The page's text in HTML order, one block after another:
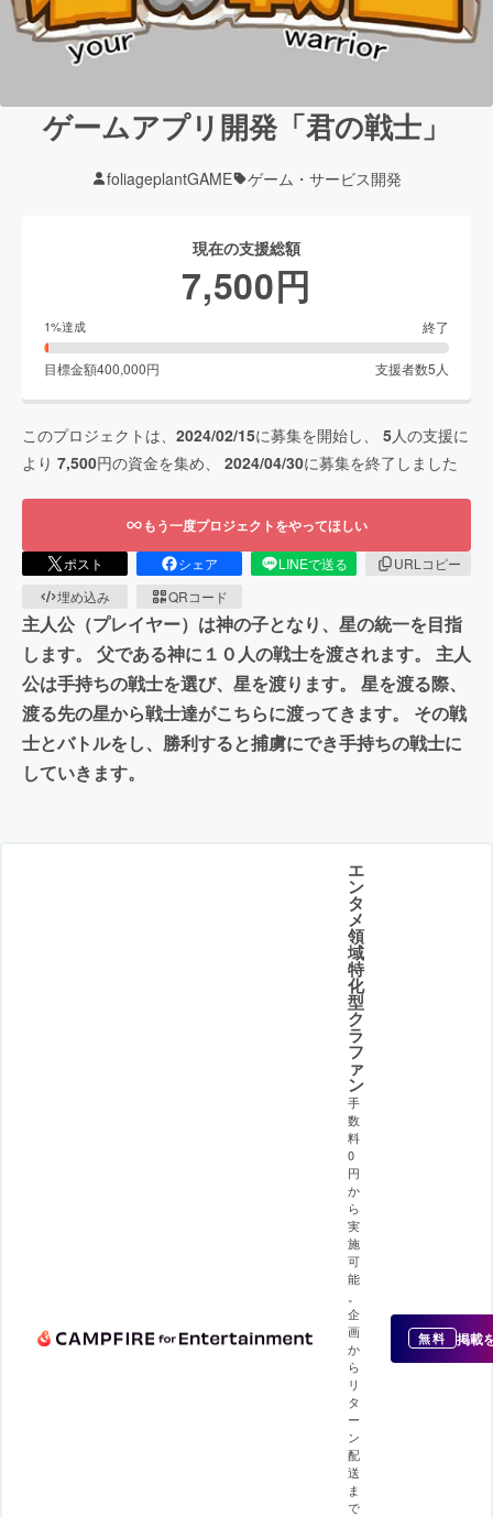
ゲームアプリ開発「君の戦士」
foliageplantGAME ゲーム・サービス開発
現在の支援総額
7,500円
1%達成 終了
目標金額400,000円 支援者数5 人
このプロジェクトは、 2024/02/15に募集を開始し、 5人の支援に
より 7,500円の資金を集め、 2024/04/30に募集を終了しました
もう一度プロジェクトをやってほしい
ポスト シェア LINEで送る
URLコピー
埋め込み
QRコード
主人公（プレイヤー）は神の子となり、星の統一を目指
します。 父である神に１０人の戦士を渡されます。 主人
公は手持ちの戦士を選び、星を渡ります。 星を渡る際、
渡る先の星から戦士達がこちらに渡ってきます。 その戦
士とバトルをし、勝利すると捕虜にでき手持ちの戦士に
していきます。
エ
ン
タ
メ
領
域
特
化
型
ク
ラ
フ
ァ
ン
手
数
料
0
円
か
ら
実
施
可
能
企
画
か
ら
リ
タ
ー
ン
配
送
ま
で
無料 掲載